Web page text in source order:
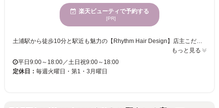
楽天ビューティで予約する
[PR]
土浦駅から徒歩10分と駅近も魅力の【Rhythm Hair Design】店主こだわりの古風な雰囲気の店内は、心身ともに安らぎ癒される空間で、10代～70代まで男女問わず幅広い年齢層の方々に愛されているサロンです♪それぞれの世代ひとりひとりの個性に合わせたヘアスタイルを提案してくれ、もちろんご要望も取り入れた想像以上の仕上がりに満足の声も多数◎ 【Rhythm】のオススメは毛質やクセに合わせて、扱いやすい髪に仕上げる自慢のカット！クセ毛でお悩みのあなたの髪もRhythmでチャームポイントに変えてみませんか？また、マッサージ付のパーマメニューは業界最高値のダメージ処理剤も含まれているので、ダメージの気になる方も安心してご利用頂けます♪独自開発のトリートメントシステムも好評ですので一度お試しください★ キッズスペースも完備しておりますのでお子様連れ、ご家族でのご来店も大丈夫♪気さくで明るいスタッフが揃う【Rhythm】一度行ったらまた行きたくなる♪そんなサロンです。。。
もっと見る
平日9:00～18:00／土日祝9:00～18:00
定休日： 毎週火曜日・第1・3月曜日